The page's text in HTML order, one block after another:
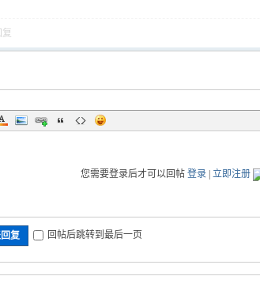
复
您需要登录后才可以回帖 登录| 立即注册
复 回帖后跳转到最后一页